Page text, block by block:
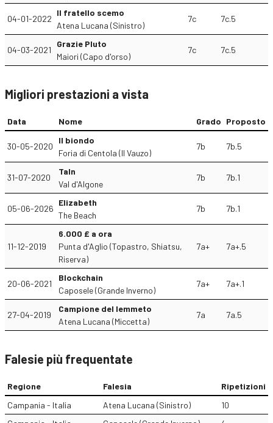
04-01-2022
Il fratello scemo
Atena Lucana (Sinistro)
7c 7c.5
04-03-2021
Grazie Pluto
Maiori (Capo d'orso)
7c 7c.5
Migliori prestazioni a vista
Data Nome Grado Proposto
30-05-2020
Il biondo
Foria di Centola (Il Vauzo)
7b 7b.5
31-07-2020
Taln
Val d'Algone
7b 7b.1
05-06-2026
Elizabeth
The Beach
7b 7b.1
11-12-2019
6.000 £ a ora
Punta d'Aglio (Topastro, Shiatsu,
Riserva)
7a+ 7a+.5
20-06-2021
Blockchain
Caposele (Grande Inverno)
7a+ 7a+.1
27-04-2019
Campione del lemmeto
Atena Lucana (Miccetta)
7a 7a.5
Falesie più frequentate
Regione Falesia
Ripetizioni
Campania - Italia
Atena Lucana (Sinistro)
10